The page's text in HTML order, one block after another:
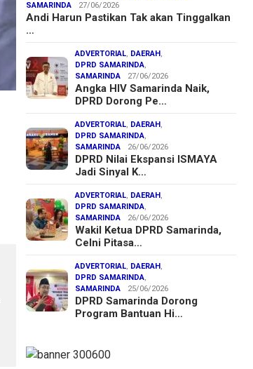
SAMARINDA
27/06/2026
Andi Harun Pastikan Tak akan Tinggalkan
…
ADVERTORIAL, DAERAH ,
DPRD SAMARINDA,
SAMARINDA
27/06/2026
Angka HIV Samarinda Naik,
DPRD Dorong Pe…
ADVERTORIAL, DAERAH ,
DPRD SAMARINDA,
SAMARINDA
26/06/2026
DPRD Nilai Ekspansi ISMAYA
Jadi Sinyal K…
ADVERTORIAL, DAERAH ,
DPRD SAMARINDA,
SAMARINDA
26/06/2026
Wakil Ketua DPRD Samarinda,
Celni Pitasa…
ADVERTORIAL, DAERAH ,
DPRD SAMARINDA,
SAMARINDA
25/06/2026
DPRD Samarinda Dorong
Program Bantuan Hi…